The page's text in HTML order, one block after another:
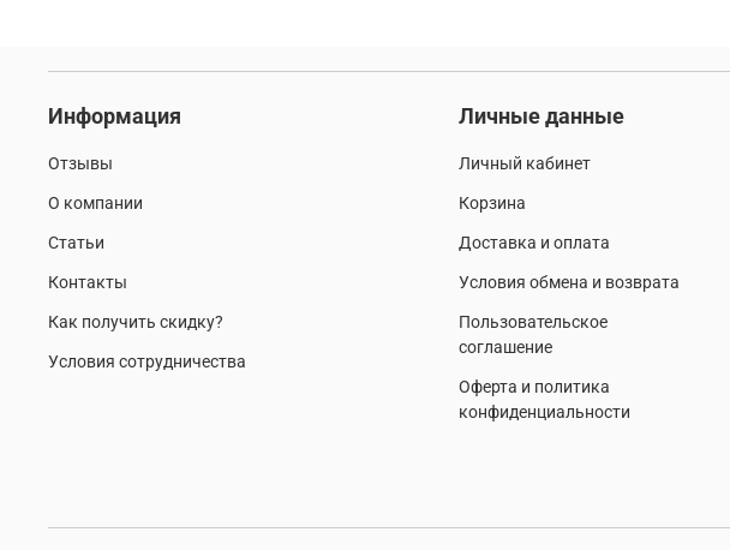
Информация
Отзывы
О компании
Статьи
Контакты
Как получить скидку?
Условия сотрудничества
Личные данные
Личный кабинет
Корзина
Доставка и оплата
Условия обмена и возврата
Пользовательское
соглашение
Оферта и политика
конфиденциальности